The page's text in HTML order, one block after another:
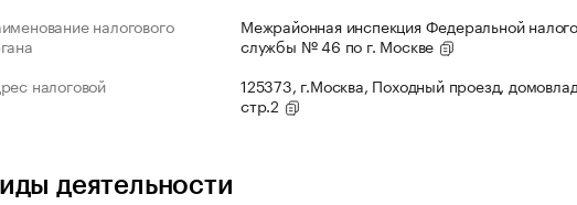
налогового
Межрайонная инспекция Федеральной
службы № 46 по г. Москве
налоговой
125373, г.Москва, Походный проезд,
стр.2
деятельности